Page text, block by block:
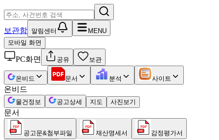
보관함 알림센터
MENU
모바일 화면
PC화면 공유 보관
온비드 문서 분석 사이트
온비드
물건정보 공고상세 지도 사진보기
문서
공고문&첨부파일 재산명세서 감정평가서